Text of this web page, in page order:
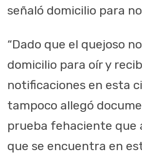
señaló domicilio para
“Dado que el quejoso
domicilio para oír y
notificaciones en esta
tampoco allegó
prueba fehaciente que
que se encuentra en